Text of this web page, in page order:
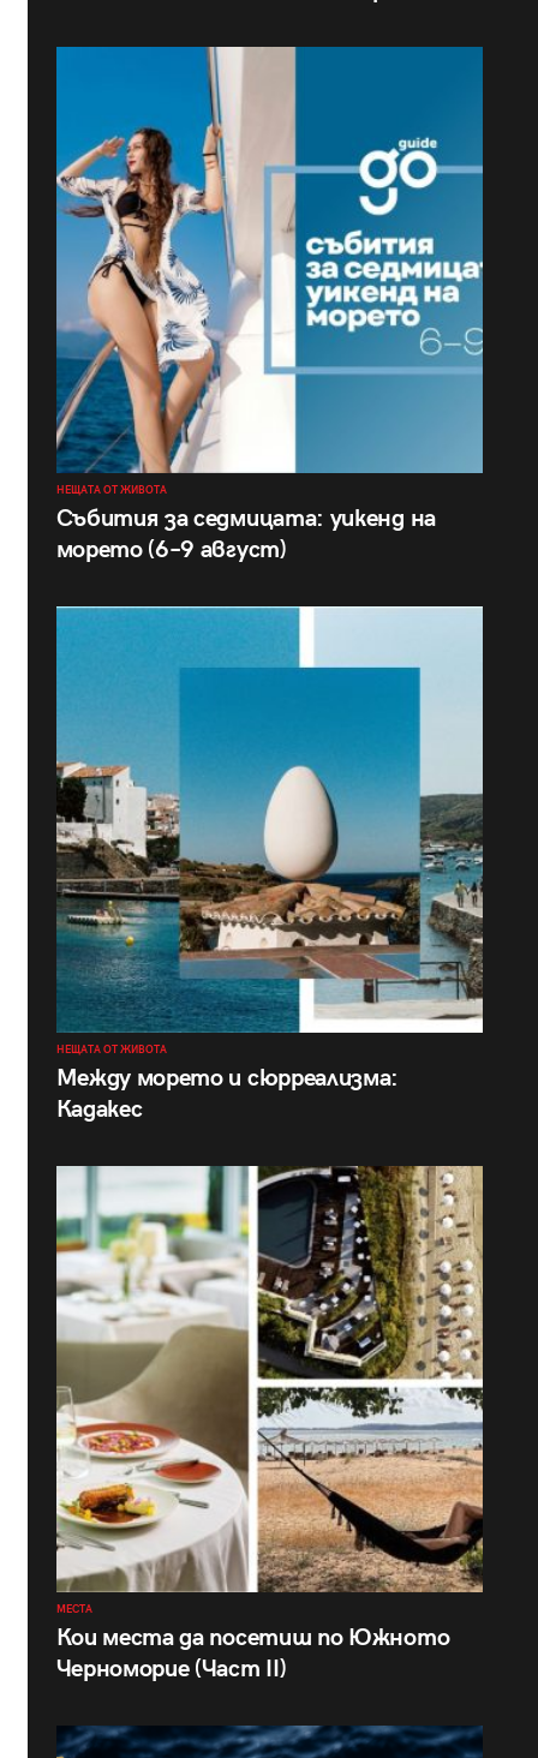
НЕЩАТА ОТ ЖИВОТА
Събития за седмицата: уикенд на
морето (6–9 август)
НЕЩАТА ОТ ЖИВОТА
Между морето и сюрреализма:
Кадакес
МЕСТА
Кои места да посетиш по Южното
Черноморие (Част II)